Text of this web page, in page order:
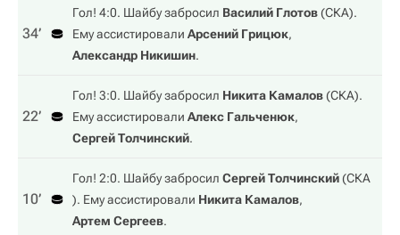
34‎’‎
Гол! 4:0. Шайбу забросил Василий Глотов(СКА).
Ему ассистировали Арсений Грицюк,
Александр Никишин.
22‎’‎
Гол! 3:0. Шайбу забросил Никита Камалов(СКА).
Ему ассистировали Алекс Гальченюк,
Сергей Толчинский.
10‎’‎
Гол! 2:0. Шайбу забросил Сергей Толчинский(СКА
). Ему ассистировали Никита Камалов,
Артем Сергеев.